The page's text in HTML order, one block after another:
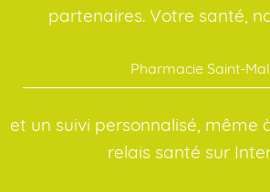
partenaires. Votre santé,
Pharmacie Saint-
et un suivi personnalisé, même
relais santé sur